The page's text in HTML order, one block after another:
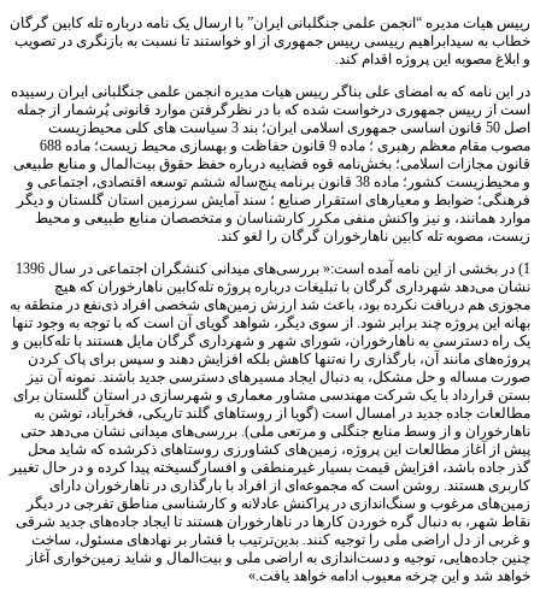
رییس هیات مدیره “انجمن علمی جنگلبانی ایران” با ارسال یک نامه درباره تله کابین گرگان
خطاب به سیدابراهیم رییسی رییس جمهوری از او خواستند تا نسبت به بازنگری در تصویب
و ابلاغ مصوبه این پروژه اقدام کند.
در این نامه که به امضای علی بناگر رییس هیات مدیره انجمن علمی جنگلبانی ایران رسییده
است از رییس جمهوری درخواست شده که با در نظرگرفتن موارد قانونی پُرشمار از جمله
اصل 50 قانون اساسی جمهوری اسلامی ایران؛ بند 3 سياست های كلی محيط‌زيست
مصوب مقام معظم رهبری ؛ ماده 9 قانون حفاظت و به‏سازی محیط زیست؛ ماده 688
قانون مجازات اسلامی؛ بخش‌نامه قوه قضاییه درباره حفظ حقوق بيت‌المال و منابع طبيعی
و محيط‌زيست كشور؛ ماده 38 قانون برنامه پنج‌ساله ششم توسعه اقتصادی، اجتماعی و
فرهنگی؛ ضوابط و معیارهای استقرار صنایع ؛ سند آمایش سرزمین استان گلستان و دیگر
موارد همانند، و نیز واکنش منفی مکرر کارشناسان و متخصصان منابع طبیعی و محیط
زیست، مصوبه تله کابین ناهارخوران گرگان را لغو کند.
1) در بخشی از این نامه آمده است:« بررسی‌های میدانی کنشگران اجتماعی در سال 1396
نشان می‌دهد شهرداری گرگان با تبلیغات درباره پروژه تله‌کابین ناهارخوران که هیچ
مجوزی هم دریافت نکرده بود، باعث شد ارزش زمین‌های شخصی افراد ذی‌نفع در منطقه به
بهانه این پروژه چند برابر شود. از سوی دیگر، شواهد گویای آن است که با توجه به وجود تنها
یک راه دسترسی به ناهارخوران، شورای شهر و شهرداری گرگان مایل هستند با تله‌کابین و
پروژه‌های مانند آن، بارگذاری را نه‌تنها کاهش بلکه افزایش دهند و سپس برای پاک کردن
صورت مساله و حل مشکل، به دنبال ایجاد مسیرهای دسترسی جدید باشند. نمونه آن نیز
بستن قرارداد با یک شرکت مهندسی مشاور معماری و شهرسازی در استان گلستان برای
مطالعات جاده جدید در امسال است (گویا از روستاهای گلند تاریکی، فخرآباد، توشن به
ناهارخوران و از وسط منابع جنگلی و مرتعی ملی). بررسی‌های میدانی نشان می‌دهد حتی
پیش از آغاز مطالعات این پروژه، زمین‌های کشاورزی روستاهای ذکر‌شده که شاید محل
گذر جاده باشد، افزایش قیمت بسیار غیرمنطقی و افسارگسیخته پیدا کرده و در حال تغییر
کاربری هستند. روشن است که مجموعه‌ای از افراد با بارگذاری در ناهارخوران دارای
زمین‌های مرغوب و سنگ‌اندازی در پراکنش عادلانه و کارشناسی مناطق تفرجی در دیگر
نقاط شهر، به دنبال گره خوردن کارها در ناهارخوران هستند تا ایجاد جاده‌های جدید شرقی
و غربی از دل اراضی ملی را توجیه کنند. بدین‌ترتیب با فشار بر نهادهای مسئول، ساخت
چنین جاده‌هایی، توجیه و دست‌اندازی به اراضی ملی و بیت‌المال و شاید زمین‌خواری آغاز
خواهد شد و این چرخه معیوب ادامه خواهد یافت.»